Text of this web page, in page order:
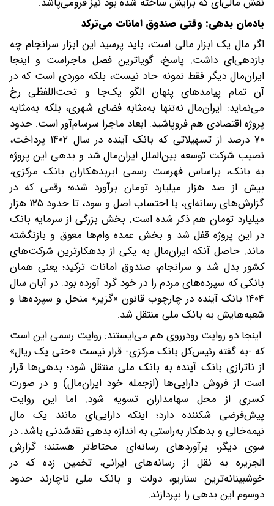
یادمان بدهی: وقتی صندوق امانات می‌ترکد
اگر مال یک ابزار مالی است، باید پرسید این ابزار سرانجام چه
بازدهی‌ای داشت. پاسخ، گویاترین فصل ماجراست و اینجا
ایران‌مال دیگر فقط نمونه حاد نیست، بلکه موردی است که در
آن تمام پیامدهای پنهان الگو یک‌جا و تحت‌اللفظی رخ
می‌نماید: ایران‌مال نه‌تنها به‌مثابه فضای شهری، بلکه به‌مثابه
پروژه اقتصادی هم فروپاشید. ابعاد ماجرا سرسام‌آور است. حدود
۷۰ درصد از تسهیلاتی که بانک آینده در سال ۱۴۰۲ پرداخت،
نصیب شرکت توسعه بین‌الملل ایران‌مال شد‌ و بدهی این پروژه
به بانک، بر‌اساس فهرست رسمی ابربدهکاران بانک مرکزی،
بیش از صد هزار میلیارد تومان برآورد شده؛ رقمی که در
گزارش‌های رسانه‌ای، با احتساب اصل و سود، تا حدود ۱۲۵ هزار
میلیارد تومان هم ذکر شده است. بخش بزرگی از سرمایه بانک
در این پروژه قفل شد و بخش عمده وام‌ها معوق و بازنگشته
ماند. حاصل آنکه ایران‌مال به یکی از بدهکارترین شرکت‌های
کشور بدل شد و سرانجام، صندوق امانات ترکید؛‌ یعنی همان
بانکی که سپرده‌های مردم را در خود گرد آورده بود. در آبان سال
۱۴۰۴ بانک آینده در چارچوب قانون «گزیر» منحل و سپرده‌ها و
شعبه‌هایش به بانک ملی منتقل شد.
اینجا دو روایت رو‌در‌روی هم می‌ایستند: روایت رسمی این است
که -به گفته رئیس‌کل بانک مرکزی- قرار نیست «حتی یک ریال»
از ناترازی بانک آینده به بانک ملی منتقل شود؛ بدهی‌ها قرار
است از فروش دارایی‌ها (از‌جمله خود ایران‌مال) و در صورت
کسری از محل سهامداران تسویه شود. اما این روایت
پیش‌فرضی شکننده دارد؛ اینکه دارایی‌ای مانند یک مال
نیمه‌خالی و بدهکار به‌راستی به اندازه بدهی نقدشدنی باشد. در
سوی دیگر، برآوردهای رسانه‌ای محتاط‌تر هستند؛ گزارش
الجزیره به نقل از رسانه‌های ایرانی، تخمین زده که در
خوشبینانه‌ترین سناریو، دولت و بانک ملی ناچارند حدود
دوسوم این بدهی را بپردازند.